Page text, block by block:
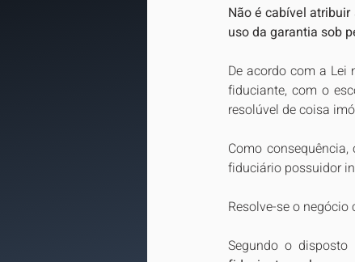
Não é cabível
uso da garantia sob
De acordo com a
fiduciante, com o
resolúvel de coisa
Como
fiduciário possuidor
Resolve-se o
Segundo o